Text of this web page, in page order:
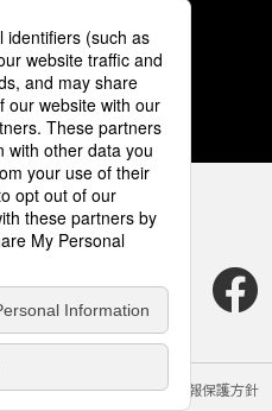
クッキーポリシー 個人情報保護方針